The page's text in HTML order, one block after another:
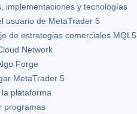
implementaciones y tecnologías
usuario de MetaTrader 5
de estrategias comerciales MQL5
Network
Forge
MetaTrader 5
plataforma
programas